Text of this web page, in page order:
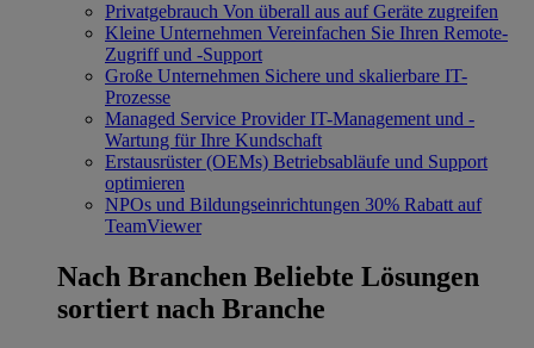
Privatgebrauch Von überall aus auf Geräte zugreifen
Kleine Unternehmen Vereinfachen Sie Ihren Remote-
Zugriff und -Support
Große Unternehmen Sichere und skalierbare IT-
Prozesse
Managed Service Provider IT-Management und -
Wartung für Ihre Kundschaft
Erstausrüster (OEMs) Betriebsabläufe und Support
optimieren
NPOs und Bildungseinrichtungen 30% Rabatt auf
TeamViewer
Nach Branchen Beliebte Lösungen
sortiert nach Branche